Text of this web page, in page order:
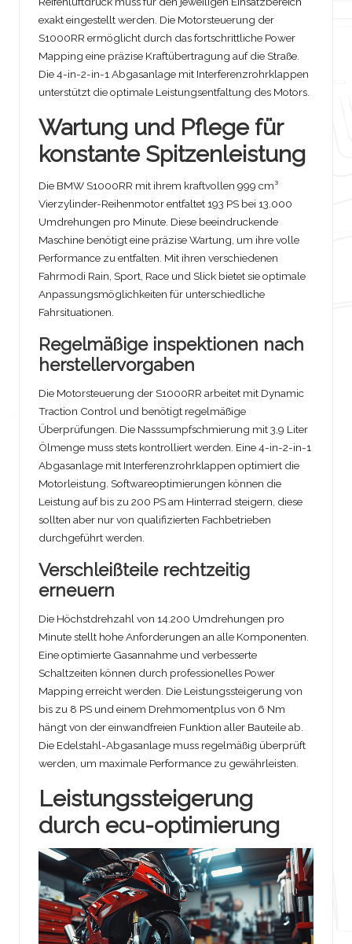
exakt eingestellt werden. Die Motorsteuerung der
S1000RR ermöglicht durch das fortschrittliche Power
Mapping eine präzise Kraftübertragung auf die Straße.
Die 4-in-2-in-1 Abgasanlage mit Interferenzrohrklappen
unterstützt die optimale Leistungsentfaltung des Motors.
Wartung und Pflege für
konstante Spitzenleistung
Die BMW S1000RR mit ihrem kraftvollen 999 cm³
Vierzylinder-Reihenmotor entfaltet 193 PS bei 13.000
Umdrehungen pro Minute. Diese beeindruckende
Maschine benötigt eine präzise Wartung, um ihre volle
Performance zu entfalten. Mit ihren verschiedenen
Fahrmodi Rain, Sport, Race und Slick bietet sie optimale
Anpassungsmöglichkeiten für unterschiedliche
Fahrsituationen.
Regelmäßige inspektionen nach
herstellervorgaben
Die Motorsteuerung der S1000RR arbeitet mit Dynamic
Traction Control und benötigt regelmäßige
Überprüfungen. Die Nasssumpfschmierung mit 3,9 Liter
Ölmenge muss stets kontrolliert werden. Eine 4-in-2-in-1
Abgasanlage mit Interferenzrohrklappen optimiert die
Motorleistung. Softwareoptimierungen können die
Leistung auf bis zu 200 PS am Hinterrad steigern, diese
sollten aber nur von qualifizierten Fachbetrieben
durchgeführt werden.
Verschleißteile rechtzeitig
erneuern
Die Höchstdrehzahl von 14.200 Umdrehungen pro
Minute stellt hohe Anforderungen an alle Komponenten.
Eine optimierte Gasannahme und verbesserte
Schaltzeiten können durch professionelles Power
Mapping erreicht werden. Die Leistungssteigerung von
bis zu 8 PS und einem Drehmomentplus von 6 Nm
hängt von der einwandfreien Funktion aller Bauteile ab.
Die Edelstahl-Abgasanlage muss regelmäßig überprüft
werden, um maximale Performance zu gewährleisten.
Leistungssteigerung
durch ecu-optimierung